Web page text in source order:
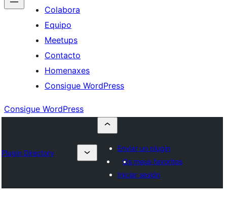
Colabora
Equipo
Meetups
Contacto
Homenaxes
Consigue WordPress
Consigue WordPress
Plugin Directory
Enviar un plugin
Os meus favoritos
Iniciar sesión